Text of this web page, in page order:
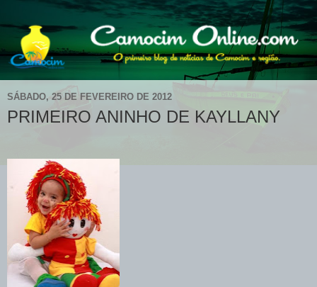
SÁBADO, 25 DE FEVEREIRO DE 2012
PRIMEIRO ANINHO DE KAYLLANY